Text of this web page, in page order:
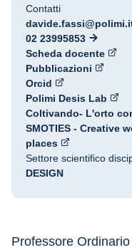
Contatti
02 23995853
Scheda docente
Pubblicazioni
Orcid
Polimi Desis Lab
Coltivando- L'orto
SMOTIES - Creative
places
Settore scientifico
DESIGN
Professore